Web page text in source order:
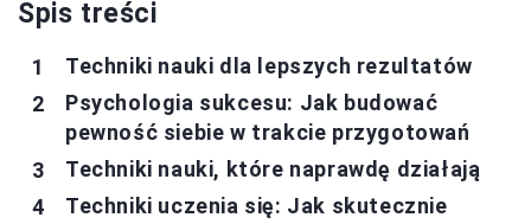
Spis treści
Techniki nauki dla lepszych rezultatów
Psychologia sukcesu: Jak budować
pewność siebie w trakcie przygotowań
Techniki nauki, które naprawdę działają
Techniki uczenia się: Jak skutecznie